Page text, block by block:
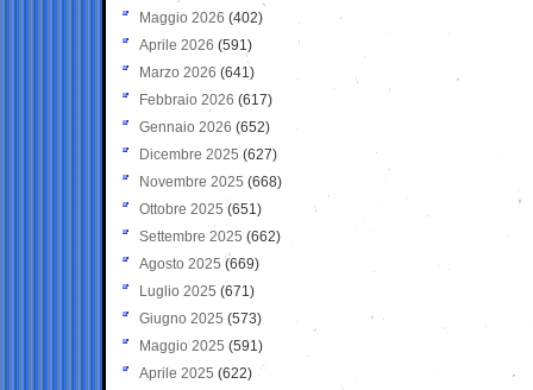
Maggio 2026 (402)
Aprile 2026 (591)
Marzo 2026 (641)
Febbraio 2026 (617)
Gennaio 2026 (652)
Dicembre 2025 (627)
Novembre 2025 (668)
Ottobre 2025 (651)
Settembre 2025 (662)
Agosto 2025 (669)
Luglio 2025 (671)
Giugno 2025 (573)
Maggio 2025 (591)
Aprile 2025 (622)